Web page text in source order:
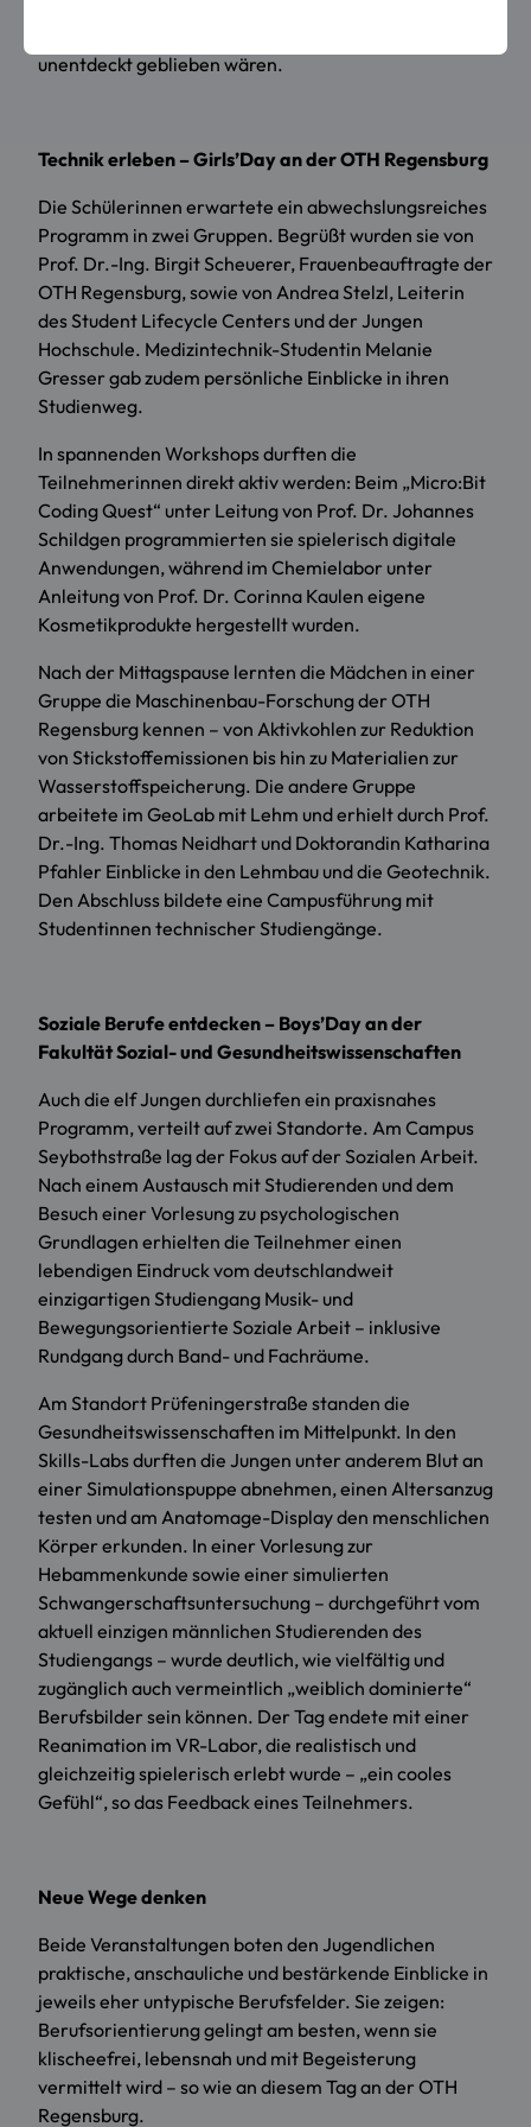
Interesse zu wecken, Hemmschwellen abzubauen –
unentdeckt geblieben wären.
Technik erleben – Girls’Day an der OTH Regensburg
Die Schülerinnen erwartete ein abwechslungsreiches
Programm in zwei Gruppen. Begrüßt wurden sie von
Prof. Dr.-Ing. Birgit Scheuerer, Frauenbeauftragte der
OTH Regensburg, sowie von Andrea Stelzl, Leiterin
des Student Lifecycle Centers und der Jungen
Hochschule. Medizintechnik-Studentin Melanie
Gresser gab zudem persönliche Einblicke in ihren
Studienweg.
In spannenden Workshops durften die
Teilnehmerinnen direkt aktiv werden: Beim „Micro:Bit
Coding Quest“ unter Leitung von Prof. Dr. Johannes
Schildgen programmierten sie spielerisch digitale
Anwendungen, während im Chemielabor unter
Anleitung von Prof. Dr. Corinna Kaulen eigene
Kosmetikprodukte hergestellt wurden.
Nach der Mittagspause lernten die Mädchen in einer
Gruppe die Maschinenbau-Forschung der OTH
Regensburg kennen – von Aktivkohlen zur Reduktion
von Stickstoffemissionen bis hin zu Materialien zur
Wasserstoffspeicherung. Die andere Gruppe
arbeitete im GeoLab mit Lehm und erhielt durch Prof.
Dr.-Ing. Thomas Neidhart und Doktorandin Katharina
Pfahler Einblicke in den Lehmbau und die Geotechnik.
Den Abschluss bildete eine Campusführung mit
Studentinnen technischer Studiengänge.
Soziale Berufe entdecken – Boys’Day an der
Fakultät Sozial- und Gesundheitswissenschaften
Auch die elf Jungen durchliefen ein praxisnahes
Programm, verteilt auf zwei Standorte. Am Campus
Seybothstraße lag der Fokus auf der Sozialen Arbeit.
Nach einem Austausch mit Studierenden und dem
Besuch einer Vorlesung zu psychologischen
Grundlagen erhielten die Teilnehmer einen
lebendigen Eindruck vom deutschlandweit
einzigartigen Studiengang Musik- und
Bewegungsorientierte Soziale Arbeit – inklusive
Rundgang durch Band- und Fachräume.
Am Standort Prüfeningerstraße standen die
Gesundheitswissenschaften im Mittelpunkt. In den
Skills-Labs durften die Jungen unter anderem Blut an
einer Simulationspuppe abnehmen, einen Altersanzug
testen und am Anatomage-Display den menschlichen
Körper erkunden. In einer Vorlesung zur
Hebammenkunde sowie einer simulierten
Schwangerschaftsuntersuchung – durchgeführt vom
aktuell einzigen männlichen Studierenden des
Studiengangs – wurde deutlich, wie vielfältig und
zugänglich auch vermeintlich „weiblich dominierte“
Berufsbilder sein können. Der Tag endete mit einer
Reanimation im VR-Labor, die realistisch und
gleichzeitig spielerisch erlebt wurde – „ein cooles
Gefühl“, so das Feedback eines Teilnehmers.
Neue Wege denken
Beide Veranstaltungen boten den Jugendlichen
praktische, anschauliche und bestärkende Einblicke in
jeweils eher untypische Berufsfelder. Sie zeigen:
Berufsorientierung gelingt am besten, wenn sie
klischeefrei, lebensnah und mit Begeisterung
vermittelt wird – so wie an diesem Tag an der OTH
Regensburg.